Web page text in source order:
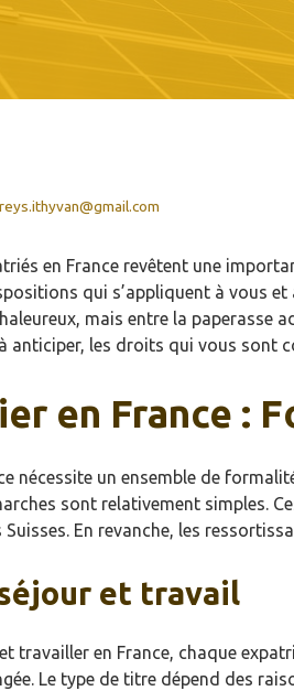
en France revêtent une
qui s’appliquent à vous
mais entre la paperasse
anticiper, les droits qui vous sont
en France :
nécessite un ensemble de
sont relativement simples.
Suisses. En revanche, les
et travail
travailler en France, chaque
Le type de titre dépend des